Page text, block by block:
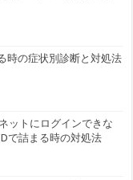
時の症状別診断と対処法
ットにログインできな
で詰まる時の対処法